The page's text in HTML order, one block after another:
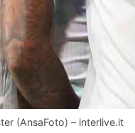
(AnsaFoto) – interlive.it